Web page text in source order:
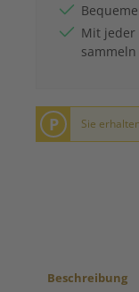
Mit jeder
sammeln
P Sie
Beschreibung